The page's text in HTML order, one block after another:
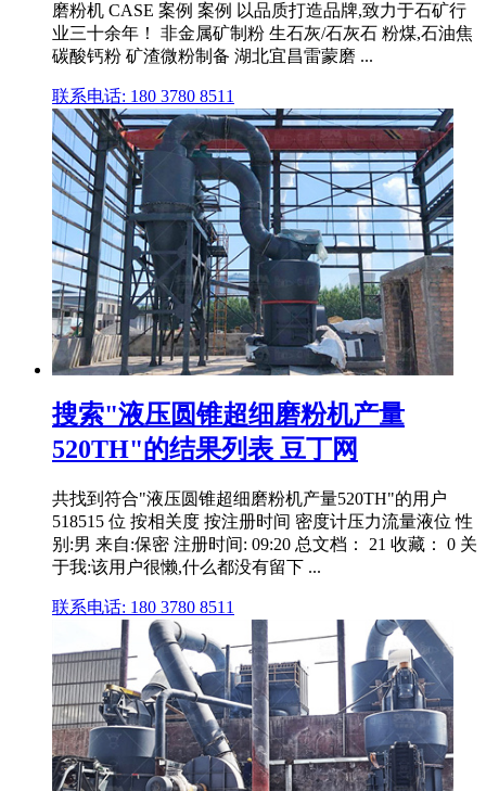
磨粉机 CASE 案例 案例 以品质打造品牌,致力于石矿行
业三十余年！ 非金属矿制粉 生石灰/石灰石 粉煤,石油焦
碳酸钙粉 矿渣微粉制备 湖北宜昌雷蒙磨 ...
联系电话: 180 3780 8511
搜索"液压圆锥超细磨粉机产量
520TH"的结果列表 豆丁网
共找到符合"液压圆锥超细磨粉机产量520TH"的用户
518515 位 按相关度 按注册时间 密度计压力流量液位 性
别:男 来自:保密 注册时间: 09:20 总文档： 21 收藏： 0 关
于我:该用户很懒,什么都没有留下 ...
联系电话: 180 3780 8511